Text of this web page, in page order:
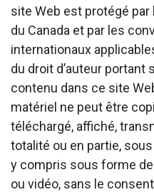
site Web est protégé par
du Canada et par les
internationaux
du droit d’auteur portant
contenu dans ce site
matériel ne peut être
téléchargé, affiché,
totalité ou en partie,
y compris sous forme
ou vidéo, sans le